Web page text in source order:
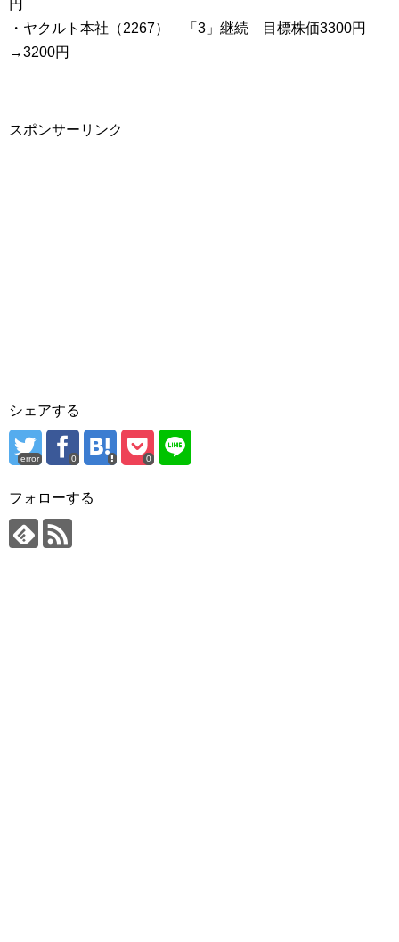
円
・ヤクルト本社（2267） 「3」継続 目標株価3300円
→3200円
スポンサーリンク
シェアする
error 0 0
フォローする